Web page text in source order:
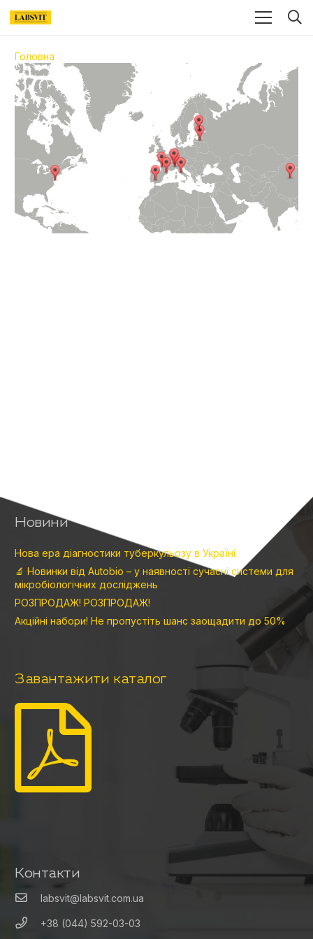
Головна
Новини
Нова ера діагностики туберкульозу в Україні
🔬 Новинки від Autobio – у наявності сучасні системи для
мікробіологічних досліджень
РОЗПРОДАЖ! РОЗПРОДАЖ!
Акційні набори! Не пропустіть шанс заощадити до 50%
Завантажити каталог
Контакти
labsvit@labsvit.com.ua
+38 (044) 592-03-03